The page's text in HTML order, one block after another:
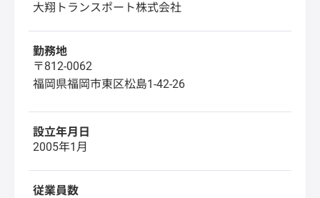
大翔トランスポート株式会社
勤務地
〒812-0062
福岡県福岡市東区松島1-42-26
設立年月日
2005年1月
従業員数